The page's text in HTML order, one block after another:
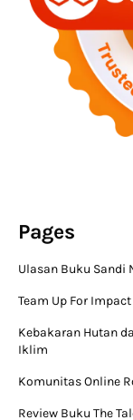
Pages
Ulasan Buku Sandi
Team Up For
Kebakaran Hutan
Iklim
Komunitas Online
Review Buku The